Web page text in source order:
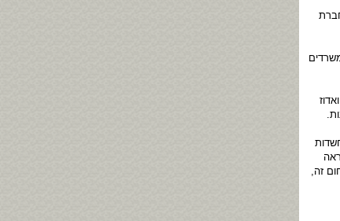
זה,